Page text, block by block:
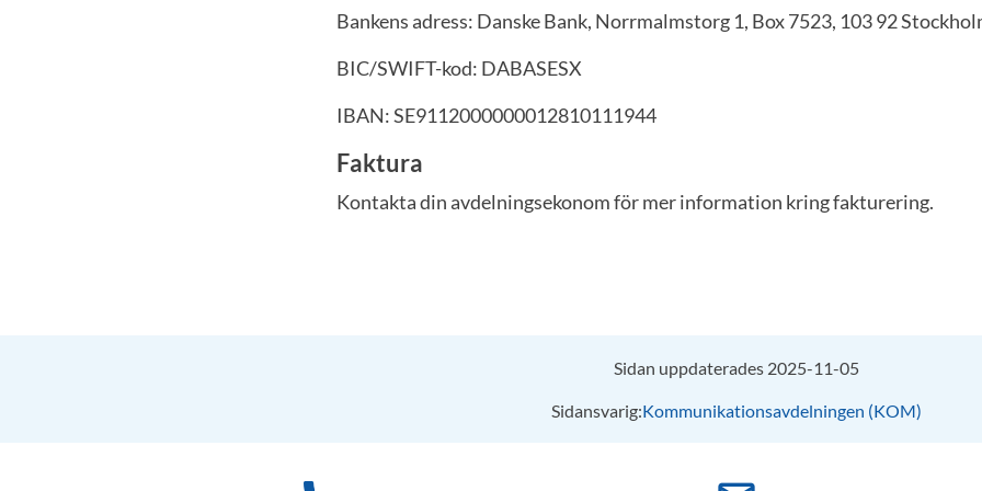
Bankens adress: Danske Bank, Norrmalmstorg 1, Box 7523, 103 92
BIC/SWIFT-kod: DABASESX
IBAN: SE9112000000012810111944
Faktura
Kontakta din avdelningsekonom för mer information kring fakturering.
Sidan uppdaterades 2025-11-05
Sidansvarig:Kommunikationsavdelningen (KOM)